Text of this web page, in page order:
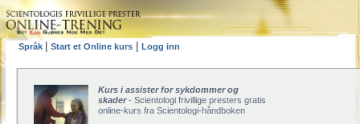
Språk Start et Online kurs Logg inn
Kurs i assister for sykdommer og
skader- Scientologi frivillige presters gratis
online-kurs fra Scientologi-håndboken